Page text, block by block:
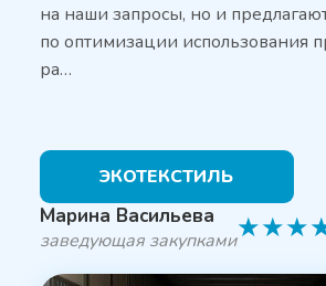
на наши запросы, но и
по оптимизации использования
ра…
ЭКОТЕКСТИЛЬ
Марина Васильева
заведующая закупками★★★